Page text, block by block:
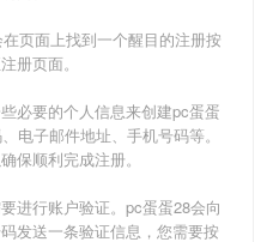
页面上找到一个醒目的注册按
册页面。
必要的个人信息来创建pc蛋蛋
电子邮件地址、手机号码等。
保顺利完成注册。
进行账户验证。 pc蛋蛋28会向
发送一条验证信息，您需要按